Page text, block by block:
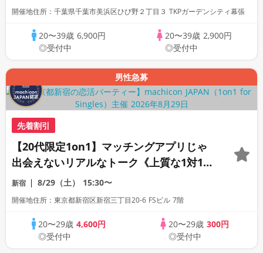
開催地住所：千葉県千葉市美浜区ひび野２丁目３ TKPガーデンシティ幕張
20〜39歳 6,900円
◎受付中
20〜39歳 2,900円
◎受付中
男性急募
先着割引
【20代限定1on1】マッチングアプリじゃ
出会えないリアルなトーク《上質な1対1相
席専用会場》《全席半個室》《飲み放題付
き》《machicon JAPAN主催》
新宿 8/29（土） 15:30〜
開催地住所：東京都新宿区新宿三丁目20-6 FSビル 7階
20〜29歳4,600円
◎受付中
20〜29歳 300円
◎受付中